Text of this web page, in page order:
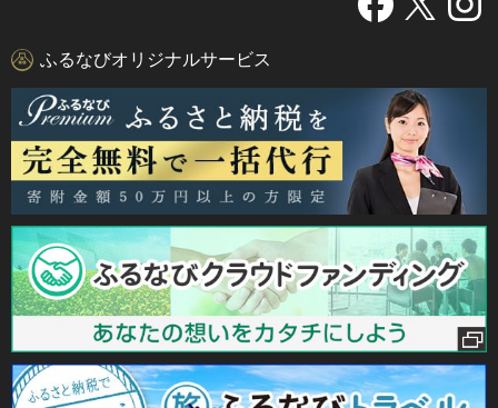
ふるなびオリジナルサービス